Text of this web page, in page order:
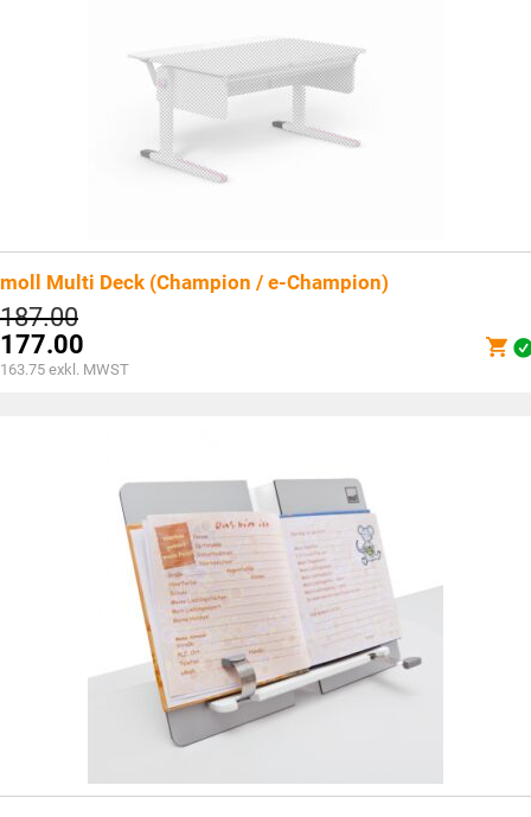
moll Multi Deck (Champion / e-Champion)
187.00Ursprünglicher
Preis
war:
CHF187.00
177.00
Aktueller
163.75 exkl. MWST